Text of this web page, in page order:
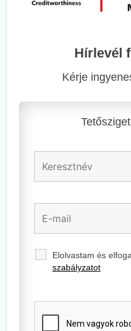
Hírlevél
Kérje
Elolvastam és
szabályzatot